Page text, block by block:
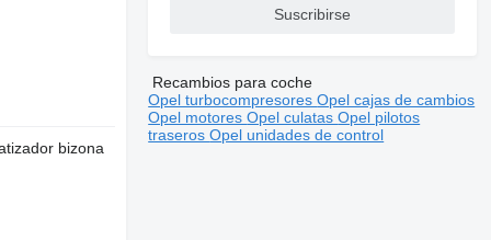
bizona
Suscribirse
Recambios para coche
Opel turbocompresoresOpel cajas de cambios
Opel motoresOpel culatasOpel pilotos
traserosOpel unidades de control